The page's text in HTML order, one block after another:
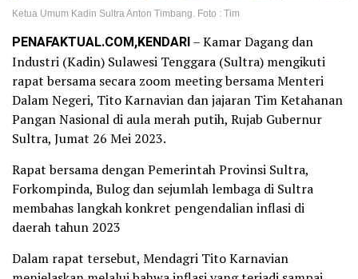
Ketua Umum Kadin Sultra Anton Timbang. Foto : Tim
PENAFAKTUAL.COM,KENDARI– Kamar Dagang dan
Industri (Kadin) Sulawesi Tenggara (Sultra) mengikuti
rapat bersama secara zoom meeting bersama Menteri
Dalam Negeri, Tito Karnavian dan jajaran Tim Ketahanan
Pangan Nasional di aula merah putih, Rujab Gubernur
Sultra, Jumat 26 Mei 2023.
Rapat bersama dengan Pemerintah Provinsi Sultra,
Forkompinda, Bulog dan sejumlah lembaga di Sultra
membahas langkah konkret pengendalian inflasi di
daerah tahun 2023
Dalam rapat tersebut, Mendagri Tito Karnavian